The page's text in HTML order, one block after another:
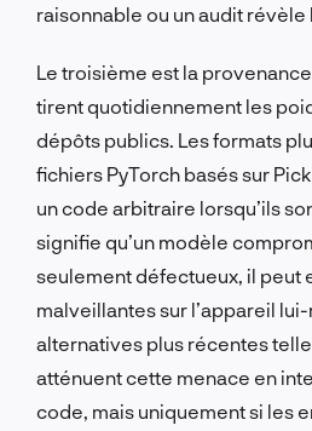
raisonnable ou un audit révèle
Le troisième est la
tirent quotidiennement les
dépôts publics. Les formats
fichiers PyTorch basés sur
un code arbitraire lorsqu’ils
signifie qu’un modèle
seulement défectueux, il peut
malveillantes sur l’appareil
alternatives plus récentes
atténuent cette menace en
code, mais uniquement si les